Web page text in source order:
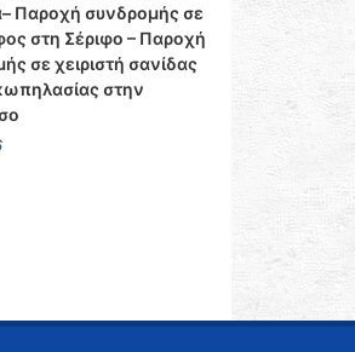
Παροχή συνδρομής σε
στη Σέριφο – Παροχή
σε χειριστή σανίδας
στην